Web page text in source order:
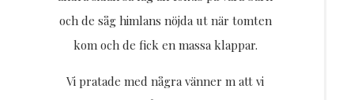
och de såg himlans nöjda ut när tomten
kom och de fick en massa klappar.
Vi pratade med några vänner m att vi